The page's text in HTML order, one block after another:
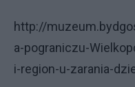
http://
a-pograniczu-
i-region-u-zarania-